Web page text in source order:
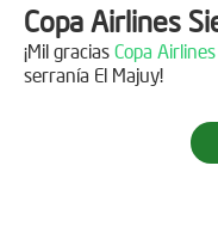
Copa Airlines
¡Mil gracias Copa Airlines
serranía El Majuy!
Siembra en el